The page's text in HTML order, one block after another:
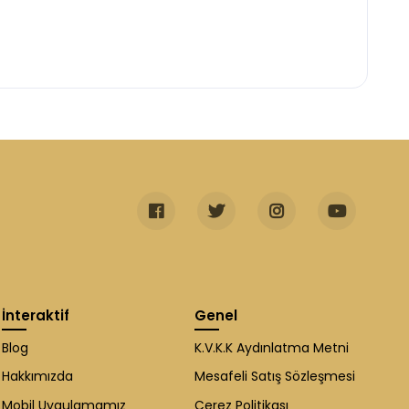
İnteraktif
Blog
Hakkımızda
Mobil Uygulamamız
Genel
K.V.K.K Aydınlatma Metni
Mesafeli Satış Sözleşmesi
Çerez Politikası